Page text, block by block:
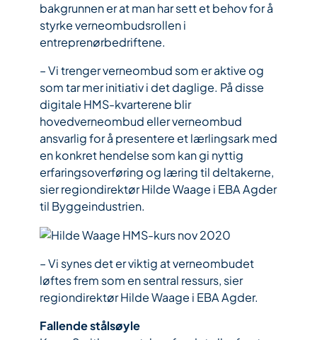
bakgrunnen er at man har sett et behov for å
styrke verneombudsrollen i
entreprenørbedriftene.
– Vi trenger verneombud som er aktive og
som tar mer initiativ i det daglige. På disse
digitale HMS-kvarterene blir
hovedverneombud eller verneombud
ansvarlig for å presentere et lærlingsark med
en konkret hendelse som kan gi nyttig
erfaringsoverføring og læring til deltakerne,
sier regiondirektør Hilde Waage i EBA Agder
til Byggeindustrien.
– Vi synes det er viktig at verneombudet
løftes frem som en sentral ressurs, sier
regiondirektør Hilde Waage i EBA Agder.
Fallende stålsøyle